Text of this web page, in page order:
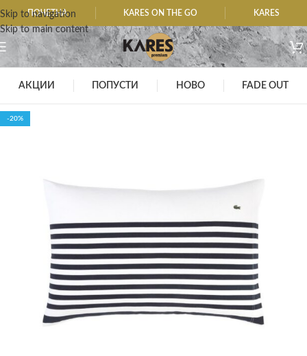
Skip to navigation
Skip to main content
ПОЧЕТНА KARES ON THE GO KARES
АКЦИИ ПОПУСТИ НОВО FADE OUT
-20%